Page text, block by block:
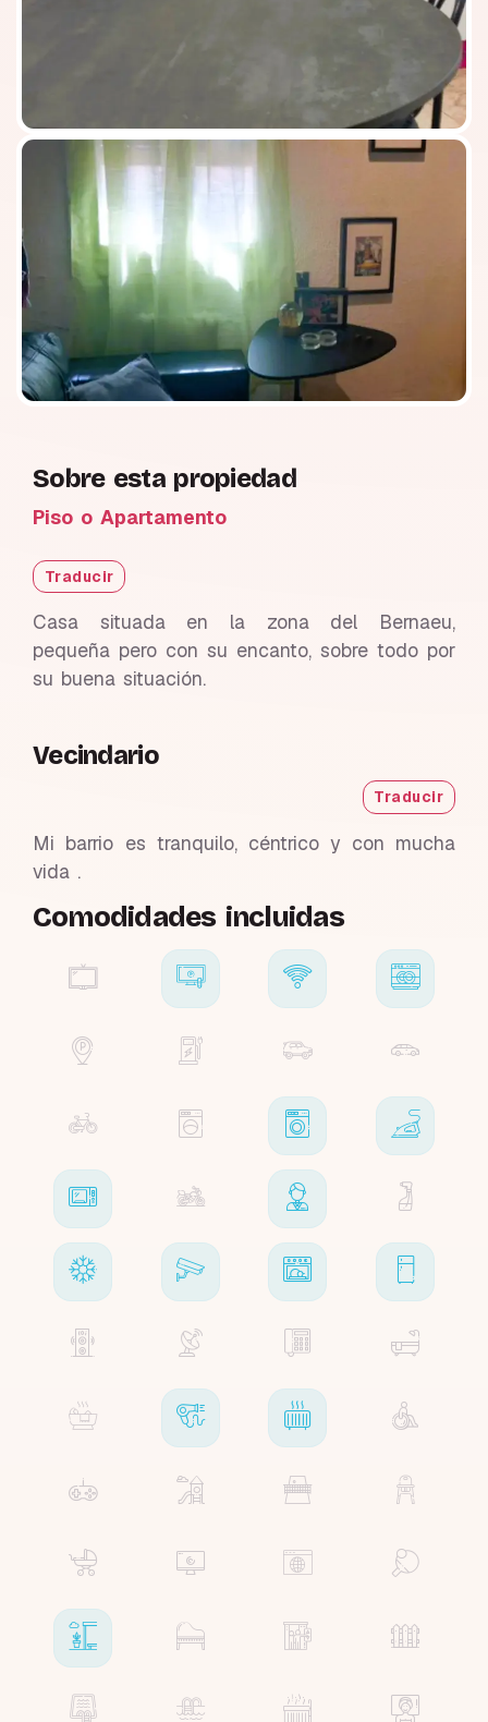
Sobre esta propiedad
Piso o Apartamento
Traducir
Casa situada en la zona del Bernaeu,
pequeña pero con su encanto, sobre todo por
su buena situación.
Vecindario
Traducir
Mi barrio es tranquilo, céntrico y con mucha
vida .
Comodidades incluidas